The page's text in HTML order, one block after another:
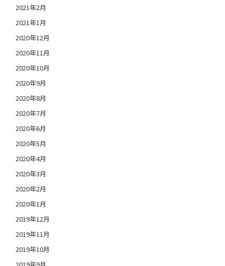
2021年2月
2021年1月
2020年12月
2020年11月
2020年10月
2020年9月
2020年8月
2020年7月
2020年6月
2020年5月
2020年4月
2020年3月
2020年2月
2020年1月
2019年12月
2019年11月
2019年10月
2019年9月